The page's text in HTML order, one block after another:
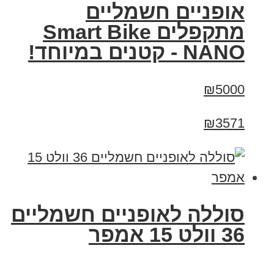
אופניים חשמליים
מתקפלים Smart Bike
NANO - קטנים במיוחד!
₪5000
₪3571
סוללה לאופניים חשמליים
36 וולט 15 אמפר